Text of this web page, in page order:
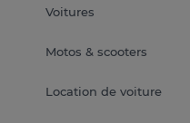
Voitures
Motos & scooters
Location de voiture